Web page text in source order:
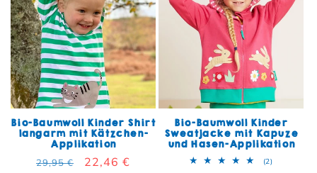
Bio-Baumwoll Kinder Shirt
langarm mit Kätzchen-
Applikation
Normaler Preis
29,95 € Verkaufspreis
22,46 €
Bio-Baumwoll Kinder
Sweatjacke mit Kapuze
und Hasen-Applikation
(2)2